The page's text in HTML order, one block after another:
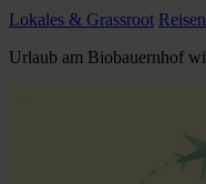
Lokales & Grassroot
Urlaub am Biobauernhof